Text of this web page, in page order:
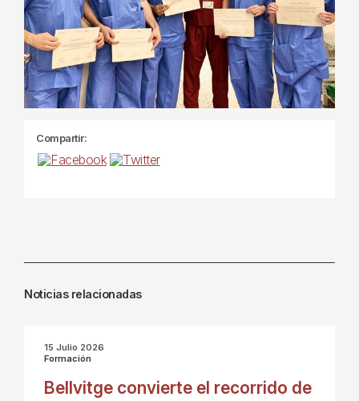
Compartir:
Noticias relacionadas
15 Julio 2026
Formación
Bellvitge convierte el recorrido de